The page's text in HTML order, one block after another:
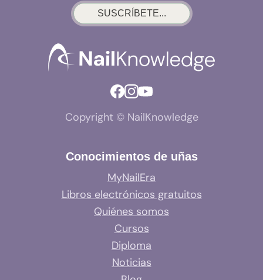
SUSCRÍBETE...
Copyright © NailKnowledge
Conocimientos de uñas
MyNailEra
Libros electrónicos gratuitos
Quiénes somos
Cursos
Diploma
Noticias